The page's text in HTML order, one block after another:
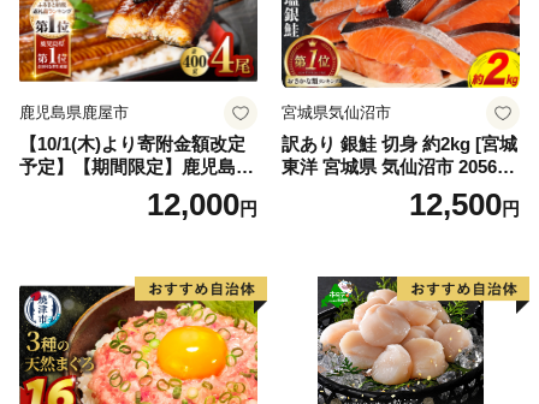
鹿児島県鹿屋市
【10/1(木)より寄附金額改定
予定】【期間限定】鹿児島県
大隅産うなぎ蒲焼4尾（400
g） KN007-02312,000円
宮城県気仙沼市
訳あり 銀鮭 切身 約2kg [宮城
東洋 宮城県 気仙沼市 205649
91] 鮭 魚介類 海鮮 訳アリ 規
格外 不揃い さけ サケ 鮭切身
切り身 魚 わけあり
12,500円